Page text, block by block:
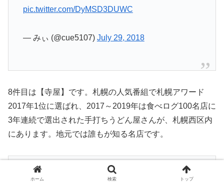
pic.twitter.com/DyMSD3DUWC
— みぃ (@cue5107) July 29, 2018
8件目は【寺屋】です。札幌の人気番組で札幌アワード
2017年1位に選ばれ、2017～2019年は食べログ100名店に
3年連続で選出された手打ちうどん屋さんが、札幌西区内
にあります。地元では誰もが知る名店です。
今日も札幌のお盆参りです
ホーム 検索 トップ